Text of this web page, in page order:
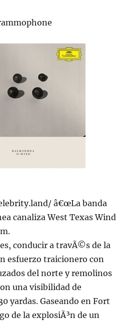
â€œLa banda
canaliza West Texas Wind
conducir a travÃ©s de la
esfuerzo traicionero con
del norte y remolinos
una visibilidad de
yardas. Gaseando en Fort
de la explosiÃ³n de un